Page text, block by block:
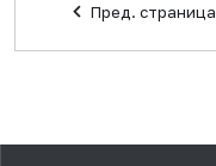
Пред. страница